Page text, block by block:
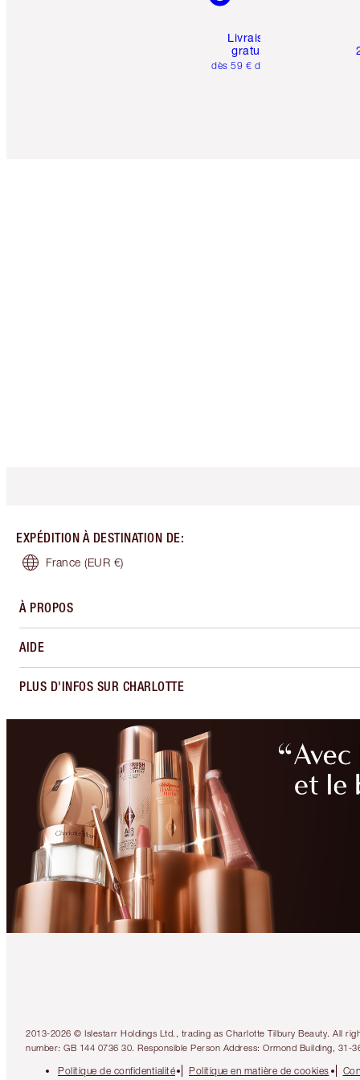
Livraison
gratuite
dès 59 € d'achats
EXPÉDITION À DESTINATION DE:
France (EUR €)
À PROPOS
AIDE
PLUS D'INFOS SUR CHARLOTTE
2013-2026 © Islestarr Holdings Ltd., trading as Charlotte Tilbury Beauty. All
number: GB 144 0736 30. Responsible Person Address: Ormond Building, 31-
Politique de confidentialité Politique en matière de cookies